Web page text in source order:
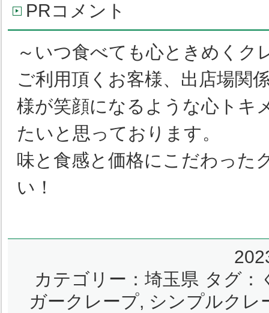
PRコメント
～いつ食べても心ときめくク
ご利用頂くお客様、出店場関
様が笑顔になるような心トキ
たいと思っております。
味と食感と価格にこだわった
い！
カテゴリー： 埼玉県 タグ：
ガークレープ, シンプルクレ